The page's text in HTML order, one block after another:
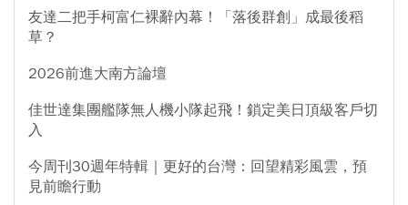
友達二把手柯富仁裸辭內幕！「落後群創」成最後稻
草？
2026前進大南方論壇
佳世達集團艦隊無人機小隊起飛！鎖定美日頂級客戶切
入
今周刊30週年特輯｜更好的台灣：回望精彩風雲，預
見前瞻行動